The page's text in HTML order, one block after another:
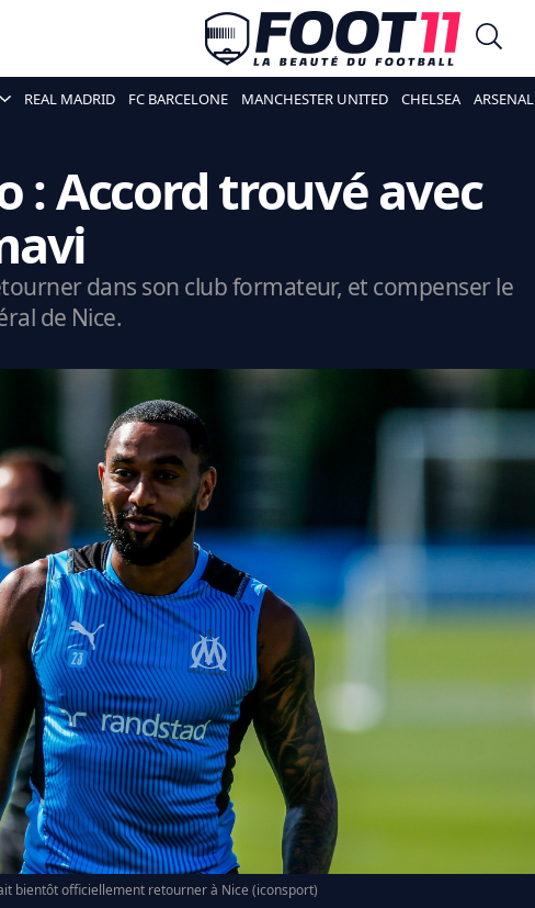
REAL MADRID FC BARCELONE MANCHESTER UNITED CHELSEA ARSENAL
: Accord trouvé avec
dans son club formateur, et compenser le
de Nice.
bientôt officiellement retourner à Nice (iconsport)